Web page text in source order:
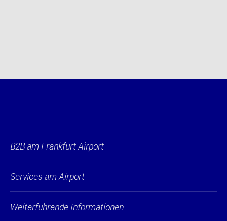
B2B am Frankfurt Airport
Services am Airport
Weiterführende Informationen